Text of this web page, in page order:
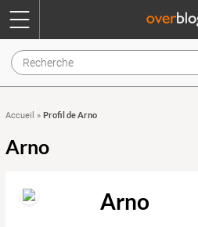
Accueil » Profil de Arno
Arno
Arno